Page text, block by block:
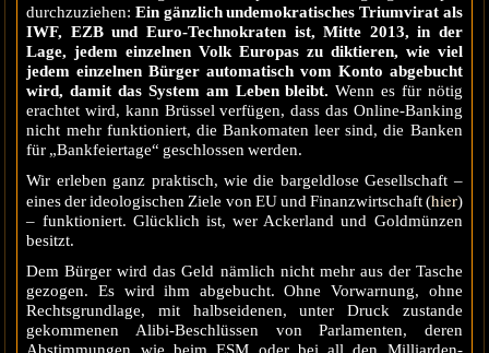
durchzuziehen:Ein gänzlich undemokratisches Triumvirat als
IWF, EZB und Euro-Technokraten ist, Mitte 2013, in der
Lage, jedem einzelnen Volk Europas zu diktieren, wie viel
jedem einzelnen Bürger automatisch vom Konto abgebucht
wird, damit das System am Leben bleibt. Wenn es für nötig
erachtet wird, kann Brüssel verfügen, dass das Online-Banking
nicht mehr funktioniert, die Bankomaten leer sind, die Banken
für „Bankfeiertage“ geschlossen werden.
Wir erleben ganz praktisch, wie die bargeldlose Gesellschaft –
eines der ideologischen Ziele von EU und Finanzwirtschaft (hier)
– funktioniert. Glücklich ist, wer Ackerland und Goldmünzen
besitzt.
Dem Bürger wird das Geld nämlich nicht mehr aus der Tasche
gezogen. Es wird ihm abgebucht. Ohne Vorwarnung, ohne
Rechtsgrundlage, mit halbseidenen, unter Druck zustande
gekommenen Alibi-Beschlüssen von Parlamenten, deren
Abstimmungen wie beim ESM oder bei all den Milliarden-